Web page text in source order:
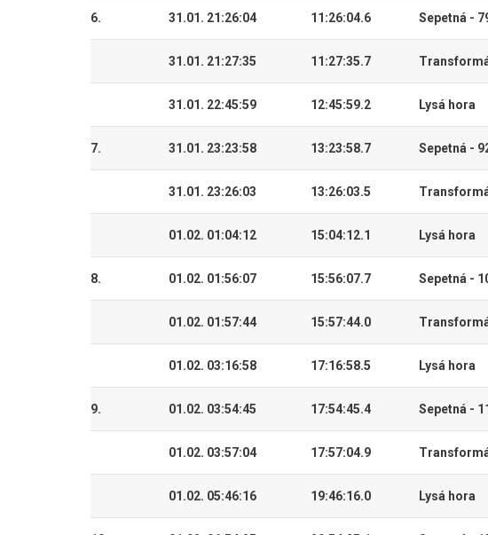
6. 31.01. 21:26:04 11:26:04.6 Sepetná -
31.01. 21:27:35 11:27:35.7
31.01. 22:45:59 12:45:59.2 Lysá hora
7. 31.01. 23:23:58 13:23:58.7 Sepetná -
31.01. 23:26:03 13:26:03.5
01.02. 01:04:12 15:04:12.1 Lysá hora
8. 01.02. 01:56:07 15:56:07.7 Sepetná -
01.02. 01:57:44 15:57:44.0
01.02. 03:16:58 17:16:58.5 Lysá hora
9. 01.02. 03:54:45 17:54:45.4 Sepetná -
01.02. 03:57:04 17:57:04.9
01.02. 05:46:16 19:46:16.0 Lysá hora